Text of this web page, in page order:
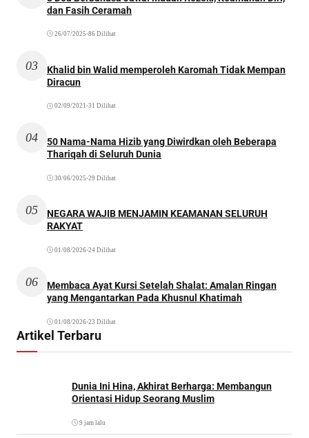
dan Fasih Ceramah
26/07/2025 •86 Dilihat
03
Khalid bin Walid memperoleh Karomah Tidak Mempan
Diracun
02/09/2021 •31 Dilihat
04
50 Nama-Nama Hizib yang Diwirdkan oleh Beberapa
Thariqah di Seluruh Dunia
30/06/2025 •29 Dilihat
05
NEGARA WAJIB MENJAMIN KEAMANAN SELURUH
RAKYAT
01/08/2026•24 Dilihat
06
Membaca Ayat Kursi Setelah Shalat: Amalan Ringan
yang Mengantarkan Pada Khusnul Khatimah
01/08/2026•23 Dilihat
Artikel Terbaru
Dunia Ini Hina, Akhirat Berharga: Membangun
Orientasi Hidup Seorang Muslim
9 jam lalu